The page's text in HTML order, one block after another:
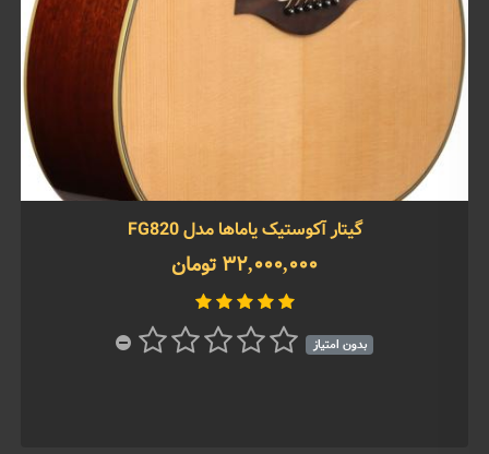
گیتار آکوستیک یاماها مدل FG820
32,000,000 تومان
بدون امتیاز